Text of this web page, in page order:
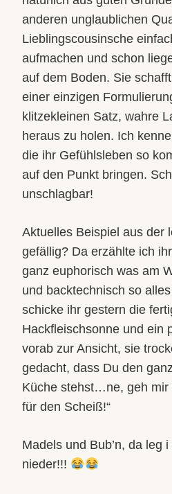
anderen unglaublichen
Lieblingscousinsche
aufmachen und schon
auf dem Boden. Sie
einer einzigen
klitzekleinen Satz, wahre
heraus zu holen. Ich
die ihr Gefühlsleben so
auf den Punkt bringen.
unschlagbar!
Aktuelles Beispiel aus der
gefällig? Da erzählte ich
ganz euphorisch was am
und backtechnisch so
schicke ihr gestern die
Hackfleischsonne und ein
vorab zur Ansicht, sie
gedacht, dass Du den
Küche stehst…ne, geh mir
für den Scheiß!“
Madels und Bub’n, da leg
nieder!!!